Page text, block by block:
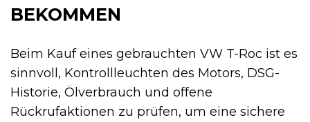
BEKOMMEN
Beim Kauf eines gebrauchten VW T-Roc ist es
sinnvoll, Kontrollleuchten des Motors, DSG-
Historie, Ölverbrauch und offene
Rückrufaktionen zu prüfen, um eine sichere